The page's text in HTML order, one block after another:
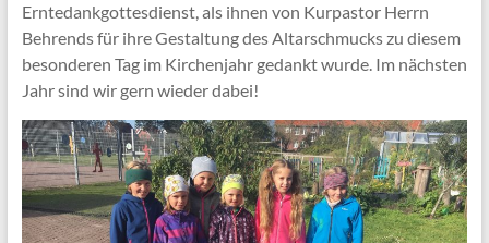
Erntedankgottesdienst, als ihnen von Kurpastor Herrn
Behrends für ihre Gestaltung des Altarschmucks zu diesem
besonderen Tag im Kirchenjahr gedankt wurde. Im nächsten
Jahr sind wir gern wieder dabei!